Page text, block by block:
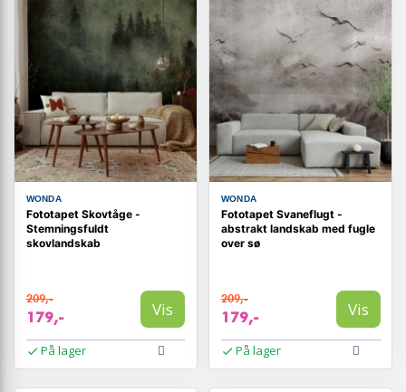
WONDA
Fototapet Skovtåge -
Stemningsfuldt
skovlandskab
209,-
179,- Vis
På lager
WONDA
Fototapet Svaneflugt -
abstrakt landskab med fugle
over sø
209,-
179,- Vis
På lager